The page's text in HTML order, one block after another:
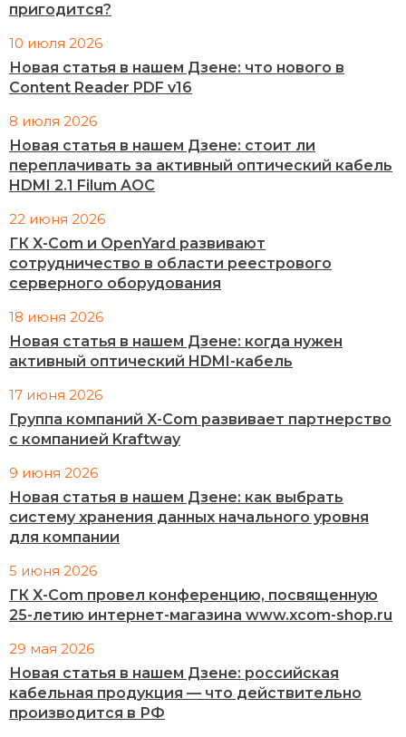
пригодится?
10 июля 2026
Новая статья в нашем Дзене: что нового в
Content Reader PDF v16
8 июля 2026
Новая статья в нашем Дзене: стоит ли
переплачивать за активный оптический кабель
HDMI 2.1 Filum AOC
22 июня 2026
ГК X-Com и OpenYard развивают
сотрудничество в области реестрового
серверного оборудования
18 июня 2026
Новая статья в нашем Дзене: когда нужен
активный оптический HDMI-кабель
17 июня 2026
Группа компаний X-Com развивает партнерство
с компанией Kraftway
9 июня 2026
Новая статья в нашем Дзене: как выбрать
систему хранения данных начального уровня
для компании
5 июня 2026
ГК X-Com провел конференцию, посвященную
25-летию интернет-магазина www.xcom-shop.ru
29 мая 2026
Новая статья в нашем Дзене: российская
кабельная продукция — что действительно
производится в РФ